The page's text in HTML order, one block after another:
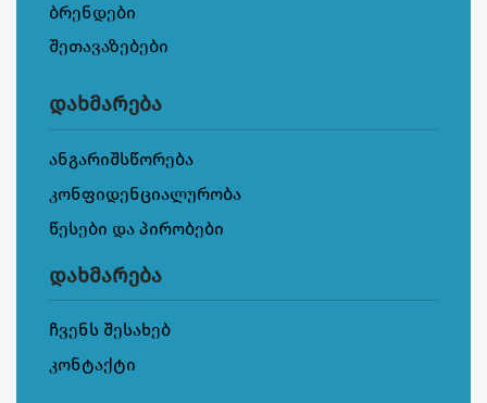
ბრენდები
შეთავაზებები
დახმარება
ანგარიშსწორება
კონფიდენციალურობა
წესები და პირობები
დახმარება
ჩვენს შესახებ
კონტაქტი